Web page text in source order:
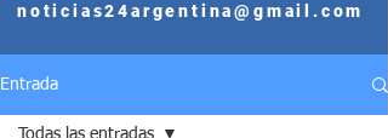
noticias24argentina@gmail.com
Entrada
Todas las entradas